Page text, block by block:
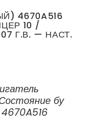
4670A516
10 /
Г.В. — НАСТ.
бу